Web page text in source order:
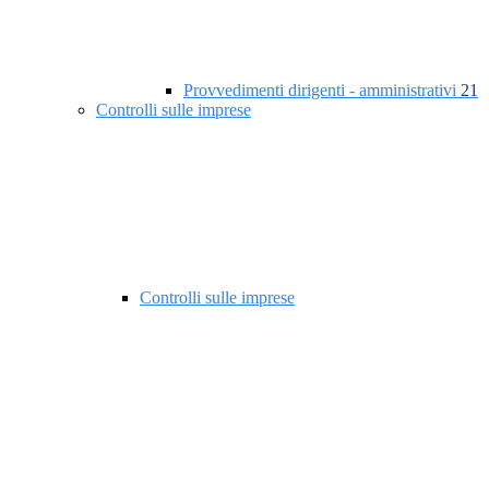
Provvedimenti dirigenti - amministrativi 21
Controlli sulle imprese
Controlli sulle imprese